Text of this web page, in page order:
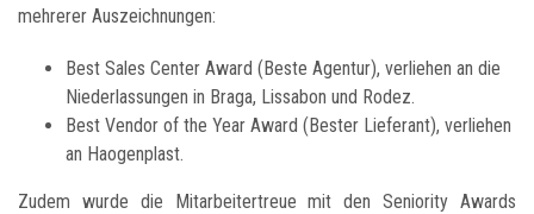
mehrerer Auszeichnungen:
Best Sales Center Award (Beste Agentur), verliehen an die
Niederlassungen in Braga, Lissabon und Rodez.
Best Vendor of the Year Award (Bester Lieferant), verliehen
an Haogenplast.
Zudem wurde die Mitarbeitertreue mit den Seniority Awards